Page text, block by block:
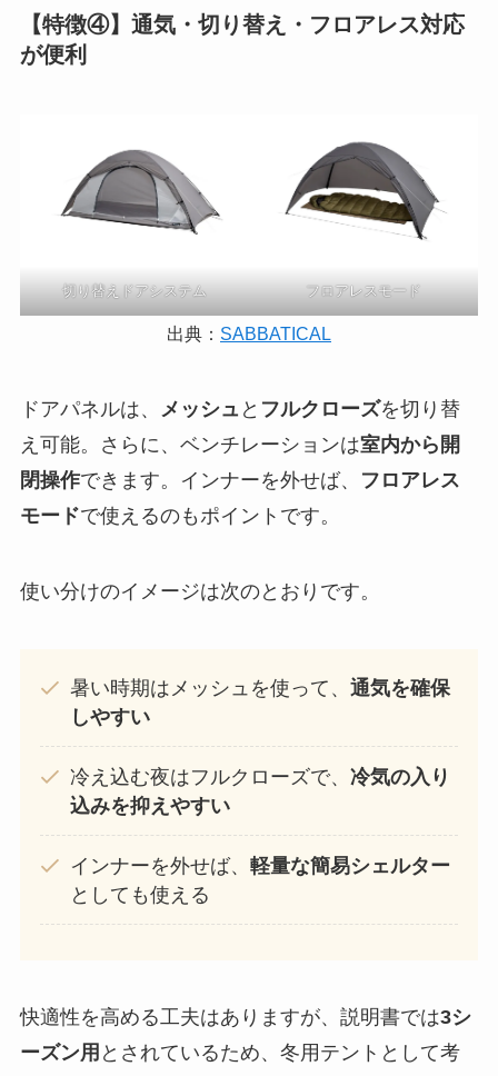
【特徴④】通気・切り替え・フロアレス対応
が便利
切り替えドアシステム フロアレスモード
出典： SABBATICAL
ドアパネルは、 メッシュ と フルクローズを切り替
え可能。さらに、ベンチレーションは室内から開
閉操作できます。インナーを外せば、
フロアレス
モードで使えるのもポイントです。
使い分けのイメージは次のとおりです。
暑い時期はメッシュを使って、 通気を確保
しやすい
冷え込む夜はフルクローズで、 冷気の入り
込みを抑えやすい
インナーを外せば、 軽量な簡易シェルター
としても使える
快適性を高める工夫はありますが、説明書では3シ
ーズン用 とされているため、冬用テントとして考